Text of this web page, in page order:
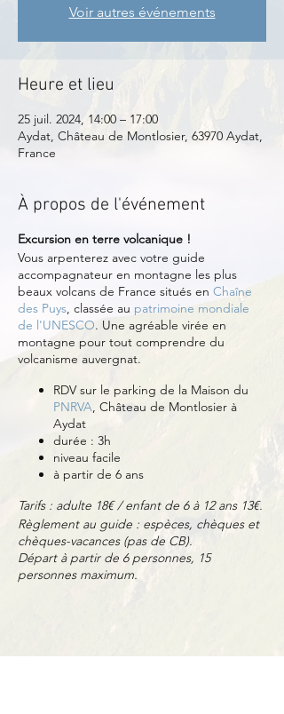
Voir autres événements
Heure et lieu
25 juil. 2024, 14:00 – 17:00
Aydat, Château de Montlosier, 63970 Aydat,
France
À propos de l'événement
Excursion en terre volcanique !
Vous arpenterez avec votre guide
accompagnateur en montagne les plus
beaux volcans de France situés en Chaîne
des Puys, classée au patrimoine mondiale
de l'UNESCO. Une agréable virée en
montagne pour tout comprendre du
volcanisme auvergnat.
RDV sur le parking de la Maison du
PNRVA, Château de Montlosier à
Aydat
durée : 3h
niveau facile
à partir de 6 ans
Tarifs : adulte 18€ / enfant de 6 à 12 ans 13€.
Règlement au guide : espèces, chèques et
chèques-vacances (pas de CB).
Départ à partir de 6 personnes, 15
personnes maximum.